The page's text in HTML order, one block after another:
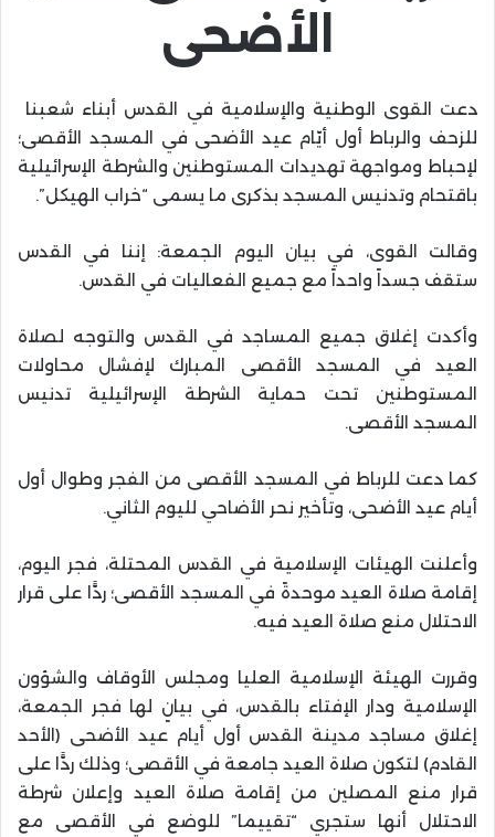
الأضحى
دعت القوى الوطنية والإسلامية في القدس أبناء شعبنا
للزحف والرباط أول أيّام عيد الأضحى في المسجد الأقصى؛
لإحباط ومواجهة تهديدات المستوطنين والشرطة الإسرائيلية
باقتحام وتدنيس المسجد بذكرى ما يسمى “خراب الهيكل”.
وقالت القوى، في بيان اليوم الجمعة: إننا في القدس
ستقف جسداً واحداً مع جميع الفعاليات في القدس.
وأكدت إغلاق جميع المساجد في القدس والتوجه لصلاة
العيد في المسجد الأقصى المبارك لإفشال محاولات
المستوطنين تحت حماية الشرطة الإسرائيلية تدنيس
المسجد الأقصى.
كما دعت للرباط في المسجد الأقصى من الفجر وطوال أول
أيام عيد الأضحى، وتأخير نحر الأضاحي لليوم الثاني.
وأعلنت الهيئات الإسلامية في القدس المحتلة، فجر اليوم،
إقامة صلاة العيد موحدةً في المسجد الأقصى؛ ردًّا على قرار
الاحتلال منع صلاة العيد فيه.
وقررت الهيئة الإسلامية العليا ومجلس الأوقاف والشؤون
الإسلامية ودار الإفتاء بالقدس، في بيانٍ لها فجر الجمعة،
إغلاق مساجد مدينة القدس أول أيام عيد الأضحى (الأحد
القادم) لتكون صلاة العيد جامعة في الأقصى؛ وذلك ردًّا على
قرار منع المصلين من إقامة صلاة العيد وإعلان شرطة
الاحتلال أنها ستجري “تقييما” للوضع في الأقصى مع